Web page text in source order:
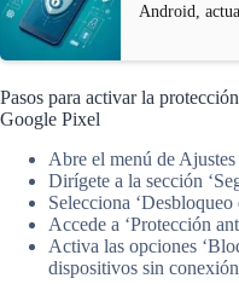
Android,
Pasos para activar la
Google Pixel
Abre el menú de
Dirígete a la sección
Selecciona
Accede a ‘Protección
Activa las opciones
dispositivos sin